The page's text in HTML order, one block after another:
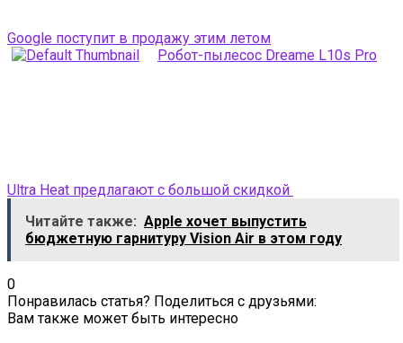
Google поступит в продажу этим летом
Робот-пылесос Dreame L10s Pro
Ultra Heat предлагают с большой скидкой
Читайте также: Apple хочет выпустить
бюджетную гарнитуру Vision Air в этом году
0
Понравилась статья? Поделиться с друзьями:
Вам также может быть интересно